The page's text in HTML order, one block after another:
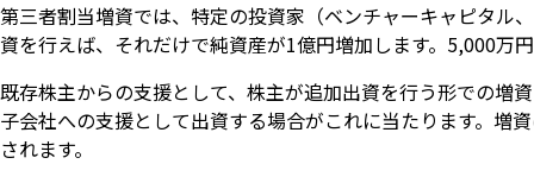
第三者割当増資では、特定の投資家（ベンチャーキャピタル
資を行えば、それだけで純資産が1億円増加します。5,000万
既存株主からの支援として、株主が追加出資を行う形での増
子会社への支援として出資する場合がこれに当たります。増
されます。